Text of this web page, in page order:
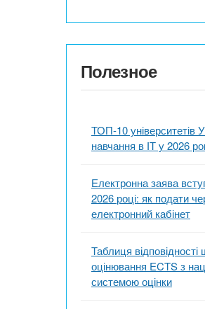
Полезное
ТОП-10 університетів
навчання в ІТ у 2026
Електронна заява
2026 році: як подати
електронний кабінет
Таблиця відповідності
оцінювання ECTS з
системою оцінки